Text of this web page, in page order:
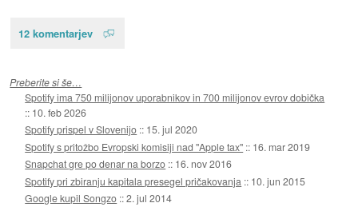
12 komentarjev
Preberite si še…
Spotify ima 750 milijonov uporabnikov in 700 milijonov evrov dobička
:: 10. feb 2026
Spotify prispel v Slovenijo :: 15. jul 2020
Spotify s pritožbo Evropski komisiji nad "Apple tax" :: 16. mar 2019
Snapchat gre po denar na borzo :: 16. nov 2016
Spotify pri zbiranju kapitala presegel pričakovanja :: 10. jun 2015
Google kupil Songzo ::2. jul 2014